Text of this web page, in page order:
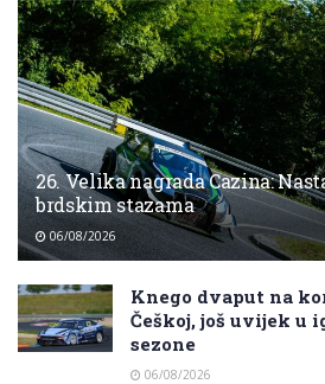
26. Velika nagrada Cazina:
brdskim stazama
06/08/2026
Knego dvaput na
Češkoj, još uvijek u
sezone
06/08/2026